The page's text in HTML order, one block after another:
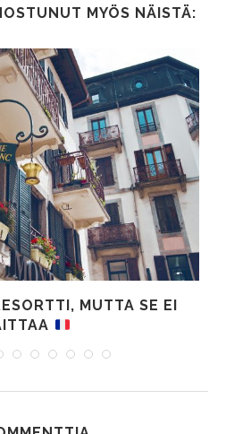
MYÖS NÄISTÄ:
MUTTA SE EI